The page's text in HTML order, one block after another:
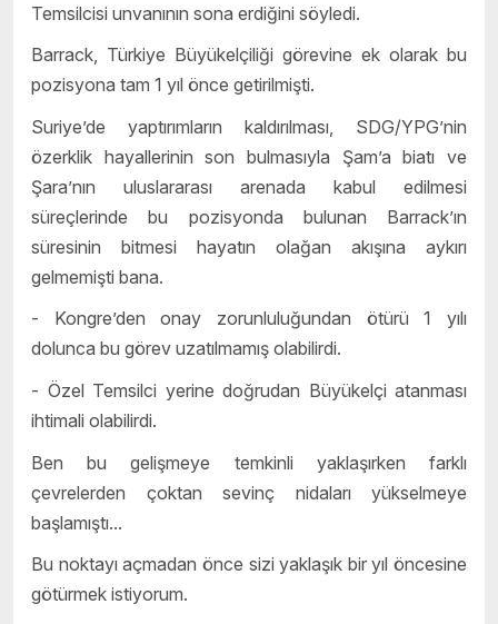
Temsilcisi unvanının sona erdiğini söyledi.
Barrack, Türkiye Büyükelçiliği görevine ek olarak bu
pozisyona tam 1 yıl önce getirilmişti.
Suriye’de yaptırımların kaldırılması, SDG/YPG’nin
özerklik hayallerinin son bulmasıyla Şam’a biatı ve
Şara’nın uluslararası arenada kabul edilmesi
süreçlerinde bu pozisyonda bulunan Barrack’ın
süresinin bitmesi hayatın olağan akışına aykırı
gelmemişti bana.
- Kongre’den onay zorunluluğundan ötürü 1 yılı
dolunca bu görev uzatılmamış olabilirdi.
- Özel Temsilci yerine doğrudan Büyükelçi atanması
ihtimali olabilirdi.
Ben bu gelişmeye temkinli yaklaşırken farklı
çevrelerden çoktan sevinç nidaları yükselmeye
başlamıştı...
Bu noktayı açmadan önce sizi yaklaşık bir yıl öncesine
götürmek istiyorum.